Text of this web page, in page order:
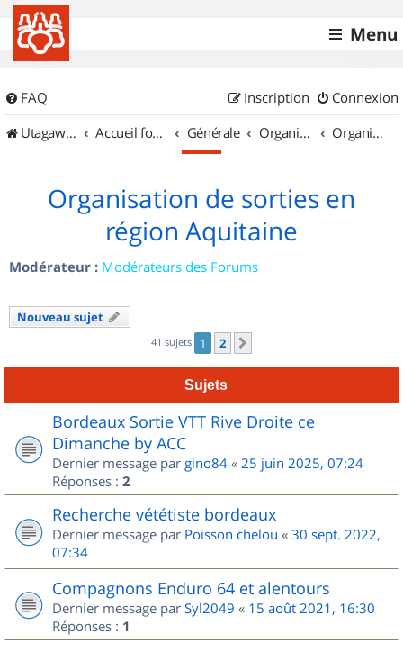
Menu
FAQ Connexion
Inscription
UtagawaVTT (Randos VTT et VTTAE avec traces GPS)
Accueil forum Générale Organisation de sorties & Recherche de partenaires Organisation de sorties en région Aquitaine
Organisation de sorties en
région Aquitaine
Modérateur : Modérateurs des Forums
Nouveau sujet
41 sujets 1 2
Sujets
Bordeaux Sortie VTT Rive Droite ce
Dimanche by ACC
Dernier message par gino84 « 25 juin 2025, 07:24
Réponses : 2
Recherche vététiste bordeaux
Dernier message par Poisson chelou « 30 sept. 2022,
07:34
Compagnons Enduro 64 et alentours
Dernier message par Syl2049 « 15 août 2021, 16:30
Réponses : 1